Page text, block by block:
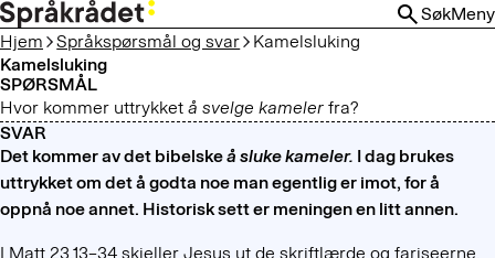
HOPP
TIL
HOVEDINNHOLD
SøkMeny
Hjem
Språkspørsmål og svar Kamelsluking
Kamelsluking
SPØRSMÅL
Hvor kommer uttrykket å svelge kameler fra?
SVAR
Det kommer av det bibelskeå sluke kameler. I dag brukes
uttrykket om det å godta noe man egentlig er imot, for å
oppnå noe annet. Historisk sett er meningen en litt annen.
I Matt 23,13–34 skjeller Jesus ut de skriftlærde og fariseerne.